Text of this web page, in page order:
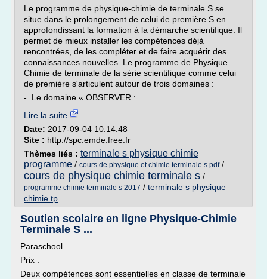
Le programme de physique-chimie de terminale S se
situe dans le prolongement de celui de première S en
approfondissant la formation à la démarche scientifique. Il
permet de mieux installer les compétences déjà
rencontrées, de les compléter et de faire acquérir des
connaissances nouvelles. Le programme de Physique
Chimie de terminale de la série scientifique comme celui
de première s'articulent autour de trois domaines :
- Le domaine « OBSERVER :...
Lire la suite
Date: 2017-09-04 10:14:48
Site : http://spc.emde.free.fr
Thèmes liés : terminale s physique chimie
programme / cours de physique et chimie terminale s pdf/
cours de physique chimie terminale s /
programme chimie terminale s 2017 / terminale s physique
chimie tp
Soutien scolaire en ligne Physique-Chimie
Terminale S ...
Paraschool
Prix :
Deux compétences sont essentielles en classe de terminale